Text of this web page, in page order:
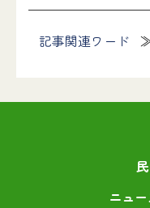
記事関連ワード
ニュ